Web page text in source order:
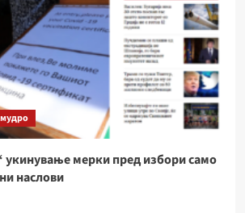
укинување мерки пред избори само
наслови